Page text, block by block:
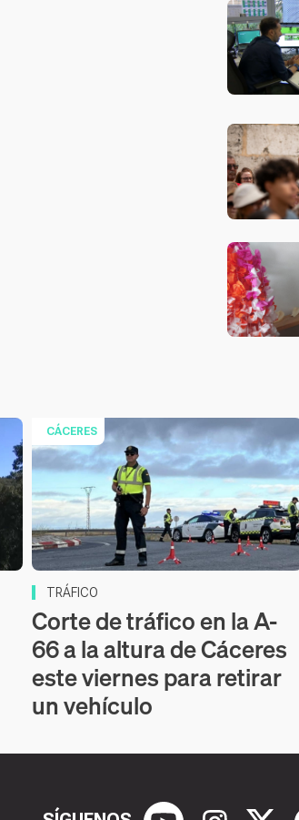
CÁCERES
TRÁFICO
Corte de tráfico en la A-
66 a la altura de Cáceres
este viernes para retirar
un vehículo